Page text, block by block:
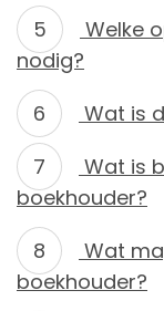
Welke
nodig?
Wat is
Wat is
boekhouder?
Wat
boekhouder?